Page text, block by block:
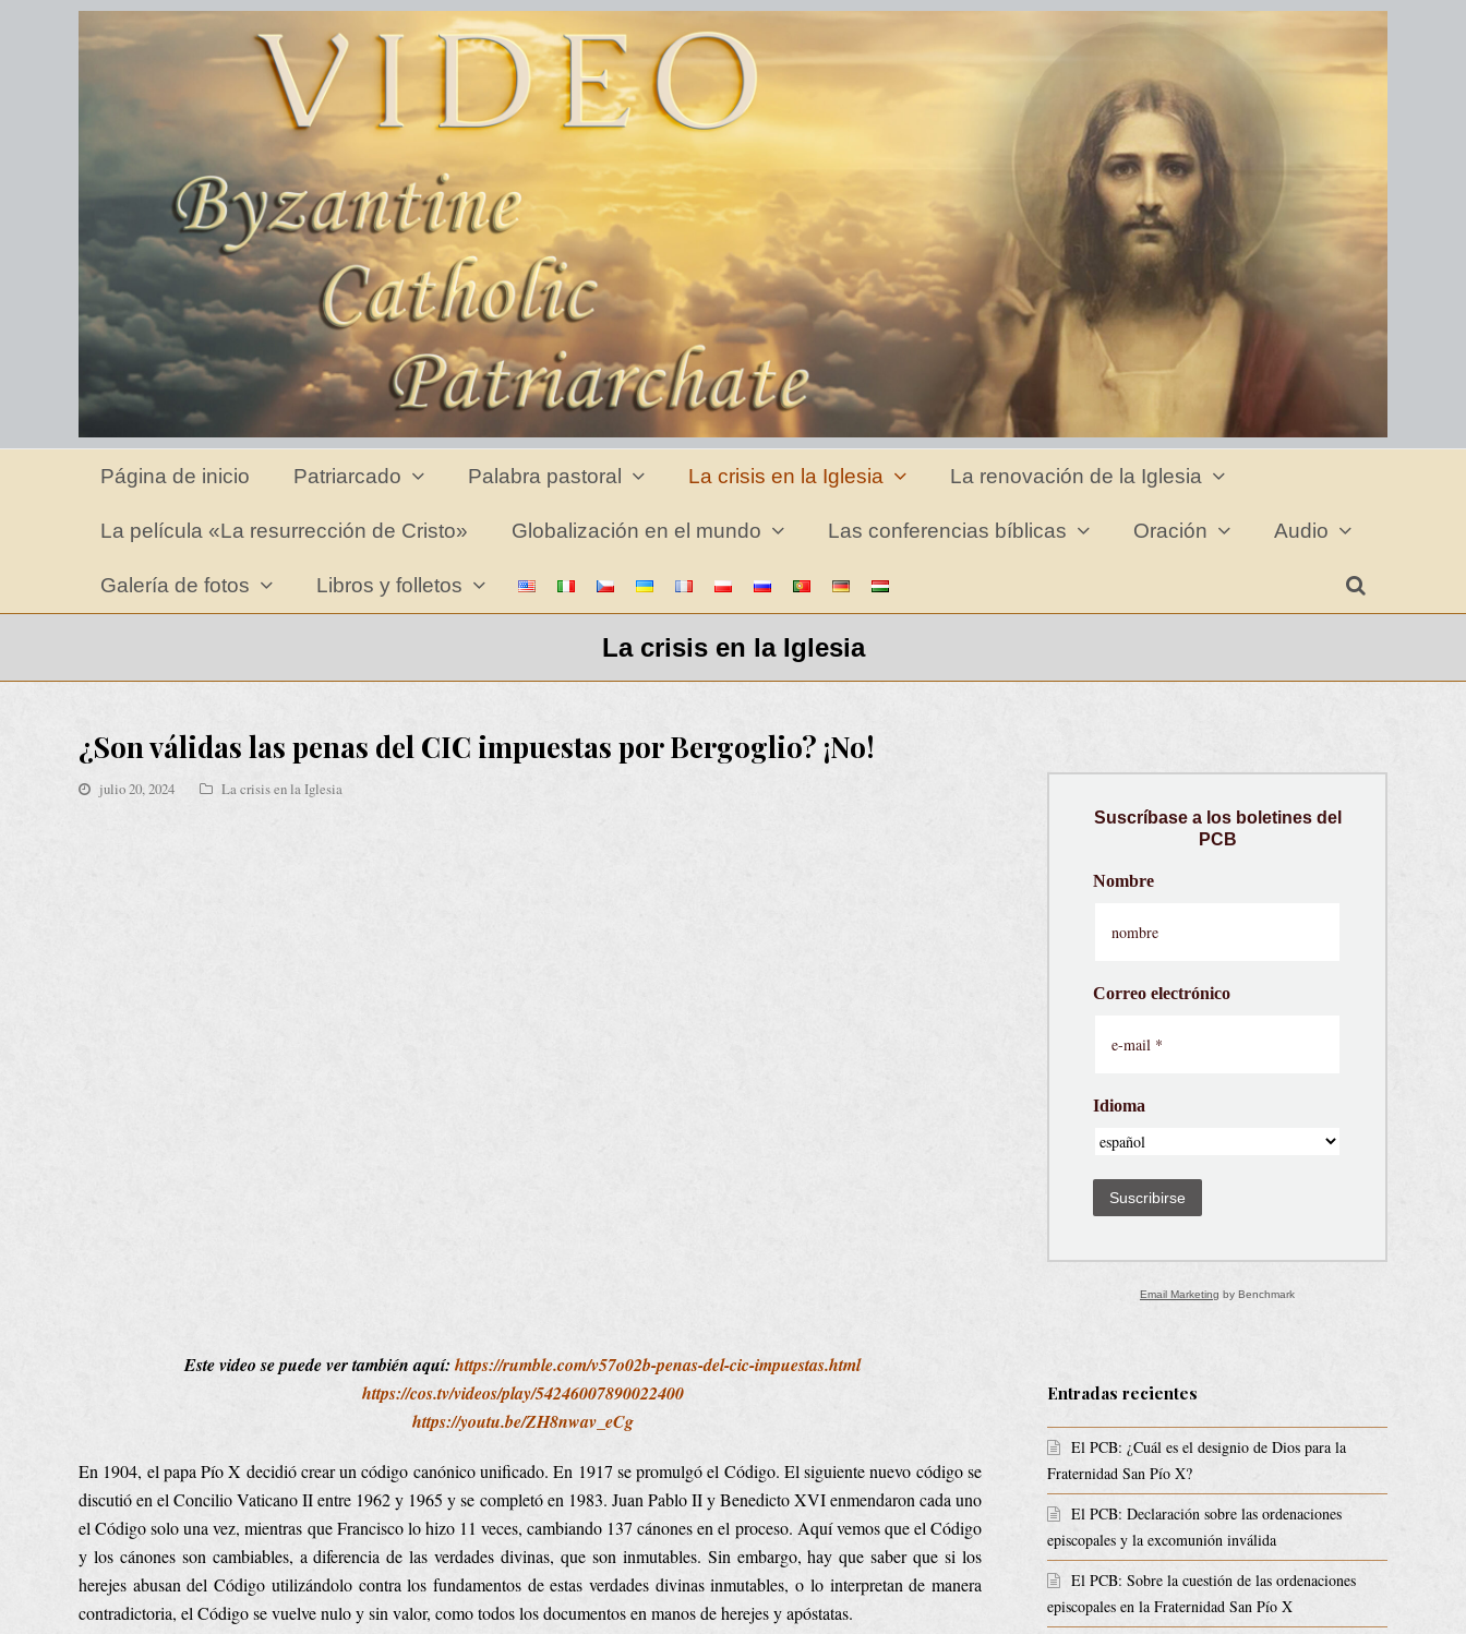
Página de inicio Patriarcado Palabra pastoral La crisis en la Iglesia La renovación de la Iglesia
La película «La resurrección de Cristo» Globalización en el mundo Las conferencias bíblicas Oración Audio
Galería de fotos Libros y folletos
La crisis en la Iglesia
¿Son válidas las penas del CIC impuestas por Bergoglio? ¡No!
julio 20, 2024 La crisis en la Iglesia
Este video se puede ver también aquí:https://rumble.com/v57o02b-penas-del-cic-impuestas.html
https://cos.tv/videos/play/54246007890022400
https://youtu.be/ZH8nwav_eCg
En 1904, el papa Pío X decidió crear un código canónico unificado. En 1917 se promulgó el Código. El siguiente nuevo código se
discutió en el Concilio Vaticano II entre 1962 y 1965 y se completó en 1983. Juan Pablo II y Benedicto XVI enmendaron cada uno
el Código solo una vez, mientras que Francisco lo hizo 11 veces, cambiando 137 cánones en el proceso. Aquí vemos que el Código
y los cánones son cambiables, a diferencia de las verdades divinas, que son inmutables. Sin embargo, hay que saber que si los
herejes abusan del Código utilizándolo contra los fundamentos de estas verdades divinas inmutables, o lo interpretan de manera
contradictoria, el Código se vuelve nulo y sin valor, como todos los documentos en manos de herejes y apóstatas.
Suscríbase a los boletines del
PCB
Nombre
Correo electrónico
Idioma
Suscribirse
Email Marketing by Benchmark
Entradas recientes
El PCB: ¿Cuál es el designio de Dios para la
Fraternidad San Pío X?
El PCB: Declaración sobre las ordenaciones
episcopales y la excomunión inválida
El PCB: Sobre la cuestión de las ordenaciones
episcopales en la Fraternidad San Pío X